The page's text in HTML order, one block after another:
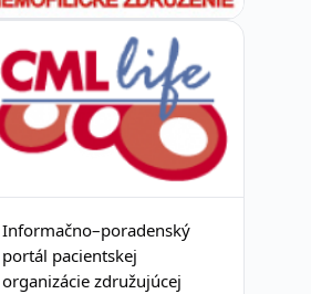
Informačno–poradenský
portál pacientskej
organizácie združujúcej